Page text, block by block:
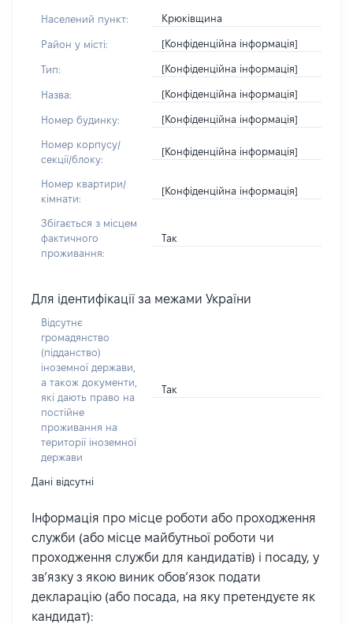
Населений пункт: Крюківщина
Район у місті: [Конфіденційна інформація]
Тип: [Конфіденційна інформація]
Назва: [Конфіденційна інформація]
Номер будинку: [Конфіденційна інформація]
Номер корпусу/
секції/блоку:
[Конфіденційна інформація]
Номер квартири/
кімнати:
[Конфіденційна інформація]
Збігається з місцем
фактичного
проживання:
Так
Для ідентифікації за межами України
Відсутнє
громадянство
(підданство)
іноземної держави,
а також документи,
які дають право на
постійне
проживання на
території іноземної
держави
Так
Дані відсутні
Інформація про місце роботи або проходження
служби (або місце майбутньої роботи чи
проходження служби для кандидатів) і посаду, у
зв’язку з якою виник обов’язок подати
декларацію (або посада, на яку претендуєте як
кандидат):